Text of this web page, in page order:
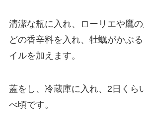
清潔な瓶に入れ、ローリエや鷹
どの香辛料を入れ、牡蠣がかぶ
イルを加えます。
蓋をし、冷蔵庫に入れ、2日くら
べ頃です。